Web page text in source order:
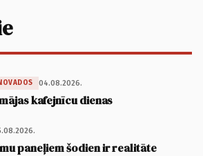
04.08.2026.
kafejnīcu dienas
paneļiem šodien ir realitāte